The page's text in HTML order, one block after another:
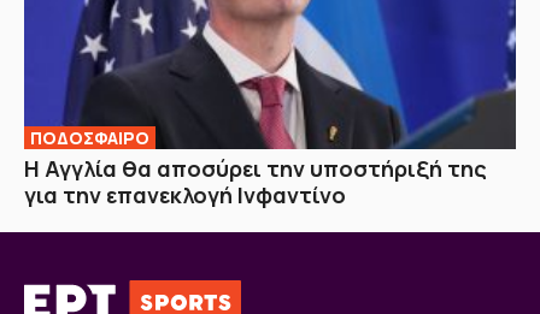
ΠΟΔΟΣΦΑΙΡΟ
H Αγγλία θα αποσύρει την υποστήριξή της
για την επανεκλογή Ινφαντίνο